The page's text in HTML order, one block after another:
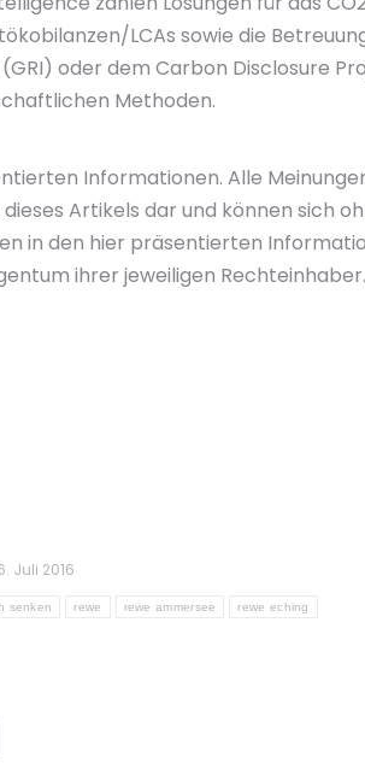
LCAs sowie die
oder dem Carbon Disclosure
Methoden.
Informationen. Alle
Artikels dar und können sich
in den hier präsentierten
ihrer jeweiligen Rechteinhaber.
Juli 2016
senken rewe rewe ammersee rewe eching